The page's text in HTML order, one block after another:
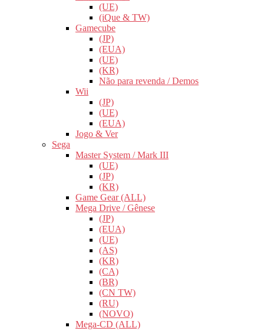
(UE)
(iQue & TW)
Gamecube
(JP)
(EUA)
(UE)
(KR)
Não para revenda / Demos
Wii
(JP)
(UE)
(EUA)
Jogo & Ver
Sega
Master System / Mark III
(UE)
(JP)
(KR)
Game Gear (ALL)
Mega Drive / Gênese
(JP)
(EUA)
(UE)
(AS)
(KR)
(CA)
(BR)
(CN TW)
(RU)
(NOVO)
Mega-CD (ALL)